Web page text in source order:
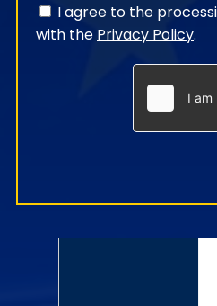
I agree to the
with the Privacy Policy.